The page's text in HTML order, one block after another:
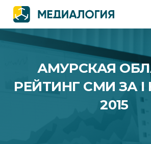
АМУРСКАЯ
РЕЙТИНГ СМИ ЗА I
2015